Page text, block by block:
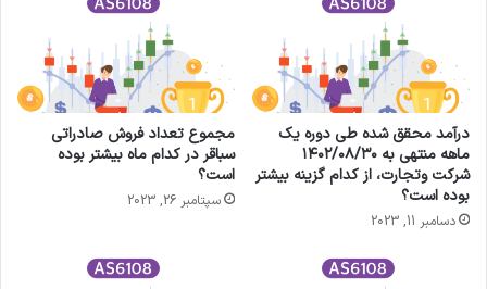
درآمد محقق شده طی دوره یک
ماهه منتهی به ۱۴۰۲/۰۸/۳۰
شرکت وتجارت، از کدام گزینه بیشتر
بوده است؟
دسامبر 11, 2023
مجموع تعداد فروش صادراتی
سباقر در کدام ماه بیشتر بوده
است؟
سپتامبر 26, 2023